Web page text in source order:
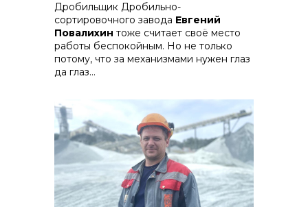
Дробильщик Дробильно-
сортировочного завода Евгений
Повалихин тоже считает своё место
работы беспокойным. Но не только
потому, что за механизмами нужен глаз
да глаз…